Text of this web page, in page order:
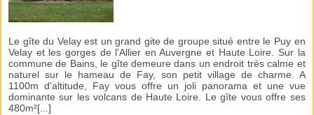
Le gîte du Velay est un grand gite de groupe situé entre le Puy en
Velay et les gorges de l'Allier en Auvergne et Haute Loire. Sur la
commune de Bains, le gîte demeure dans un endroit très calme et
naturel sur le hameau de Fay, son petit village de charme. A
1100m d'altitude, Fay vous offre un joli panorama et une vue
dominante sur les volcans de Haute Loire. Le gîte vous offre ses
480m²[...]